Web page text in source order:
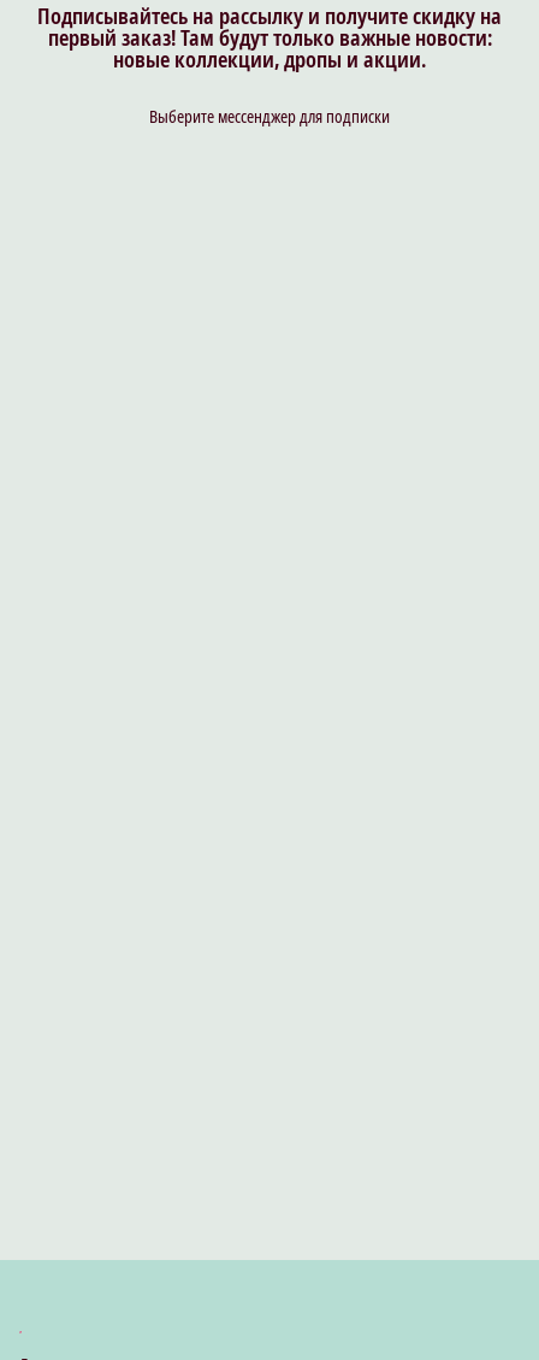
Подписывайтесь на рассылку и получите скидку на
первый заказ! Там будут только важные новости:
новые коллекции, дропы и акции.
Выберите мессенджер для подписки